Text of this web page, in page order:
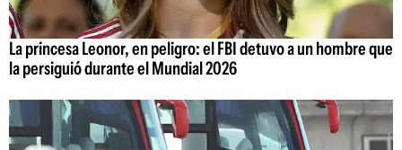
La princesa Leonor, en peligro: el FBI detuvo a un hombre que
la persiguió durante el Mundial 2026